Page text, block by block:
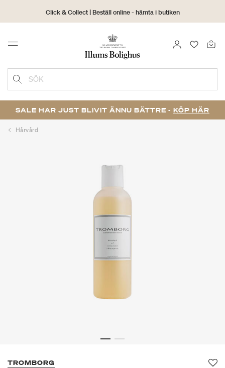
Click & Collect | Beställ online - hämta i butiken
30 dagars returrätt
Menu LOGGA IN
SÖK
SALE HAR JUST BLIVIT ÄNNU BÄTTRE - KÖP HÄR
Hårvård
TROMBORG